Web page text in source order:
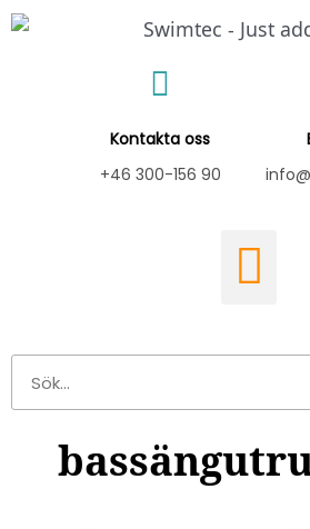
Hoppa
Kontakta oss
+46 300-156 90